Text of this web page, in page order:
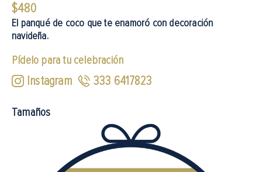
$480
El panqué de coco que te enamoró con decoración
navideña.
Pídelo para tu celebración
Instagram 333 6417823
Tamaños